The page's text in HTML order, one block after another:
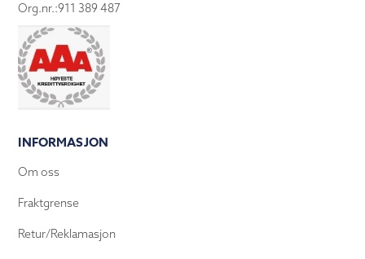
Org.nr.:911 389 487
INFORMASJON
Om oss
Fraktgrense
Retur/Reklamasjon